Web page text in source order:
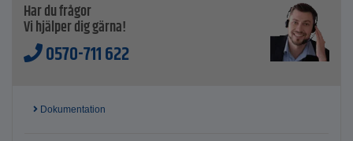
Har du frågor
Vi hjälper dig gärna!
0570-711 622
Dokumentation